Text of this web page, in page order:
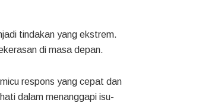
tindakan yang ekstrem.
di masa depan.
respons yang cepat dan
dalam menanggapi isu-